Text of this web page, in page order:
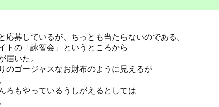
応募しているが、ちっとも当たらないのである。
トの「詠智会」というところから
届いた。
のゴージャスなお財布のように見えるが
もやっているうしがえるとしては